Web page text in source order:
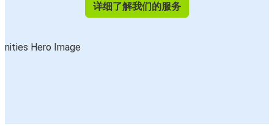
详细了解我们的服务